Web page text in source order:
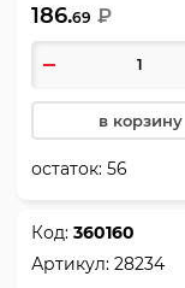
вида, KW-trio, 5280
186.69 ₽
в корзину
остаток:56
Код:360160
Артикул:28234